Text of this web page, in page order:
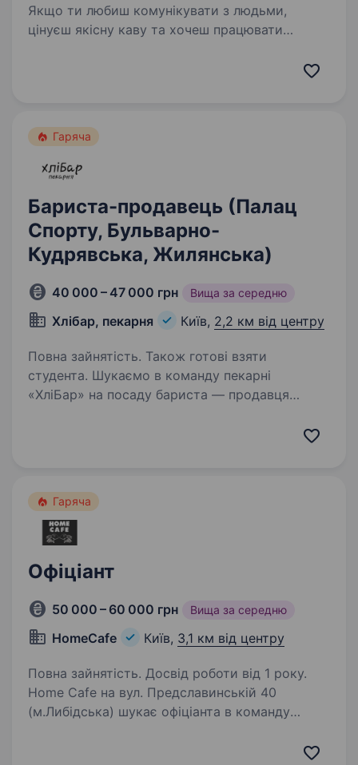
Якщо ти любиш комунікувати з людьми,
цінуєш якісну каву та хочеш працювати
Гаряча
Бариста-продавець (Палац
Спорту, Бульварно-
Кудрявська, Жилянська)
40 000 – 47 000 грн Вища за середню
Хлібар, пекарня Київ, 2,2 км від центру
Повна зайнятість. Також готові взяти
студента. Шукаємо в команду пекарні
«ХліБар» на посаду бариста — продавця
Гаряча
Офіціант
50 000 – 60 000 грн Вища за середню
HomeCafe Київ, 3,1 км від центру
Повна зайнятість. Досвід роботи від 1 року.
Home Cafe на вул. Предславинській 40
(м.Либідська) шукає офіціанта в команду